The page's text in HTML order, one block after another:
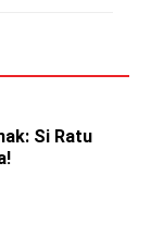
Si Ratu